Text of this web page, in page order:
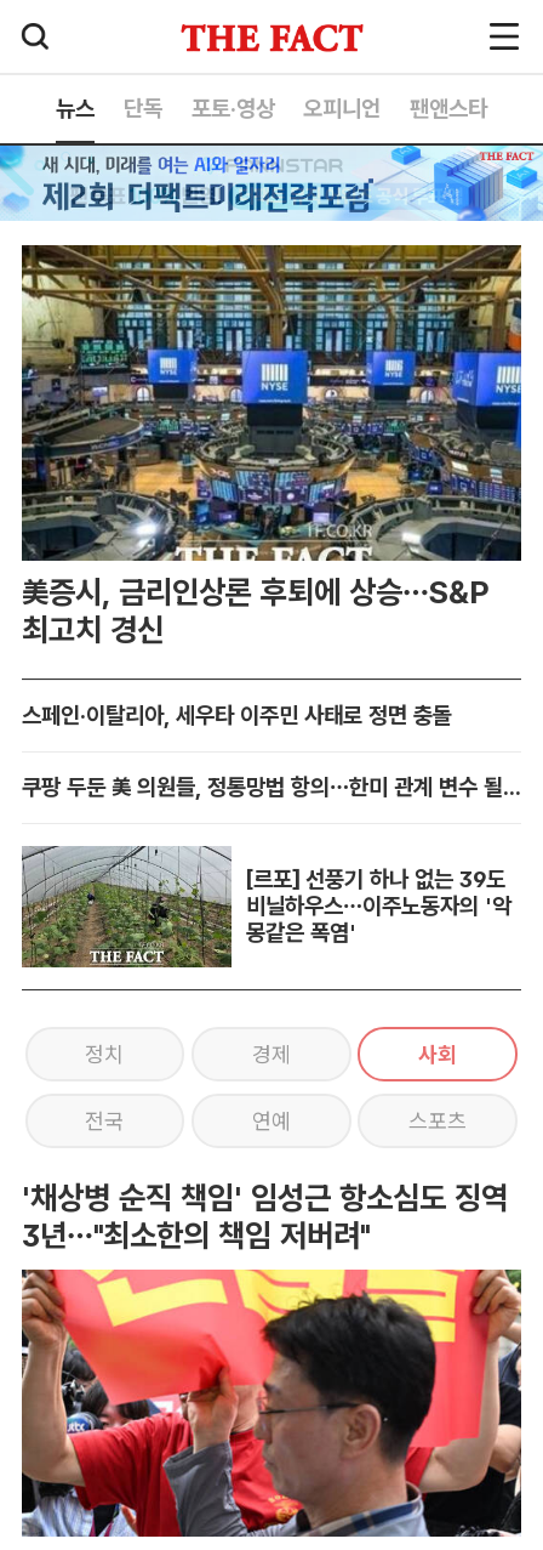
뉴스 단독 포토·영상 오피니언 팬앤스타
美증시, 금리인상론 후퇴에 상승…S&P
최고치 경신
스페인·이탈리아, 세우타 이주민 사태로 정면 충돌
쿠팡 두둔 美 의원들, 정통망법 항의…한미 관계 변수 될까
[르포] 선풍기 하나 없는 39도
비닐하우스…이주노동자의 '악
몽같은 폭염'
정치 경제 사회
전국 연예 스포츠
'채상병 순직 책임' 임성근 항소심도 징역
3년…"최소한의 책임 저버려"